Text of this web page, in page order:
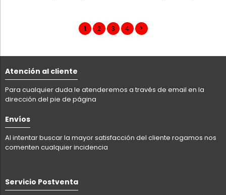
1 2 3 4
Atención al cliente
Para cualquier duda le atenderemos a través de email en la
dirección del pie de página
Envíos
Al intentar buscar la mayor satisfacción del cliente rogamos nos
comenten cualquier incidencia
Servicio Postventa